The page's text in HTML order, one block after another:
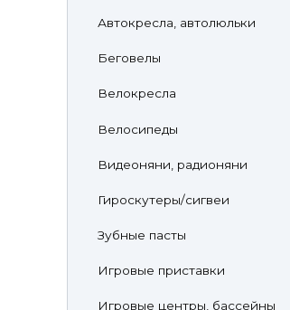
Автокресла, автолюльки
Беговелы
Велокресла
Велосипеды
Видеоняни, радионяни
Гироскутеры/сигвеи
Зубные пасты
Игровые приставки
Игровые центры, бассейны